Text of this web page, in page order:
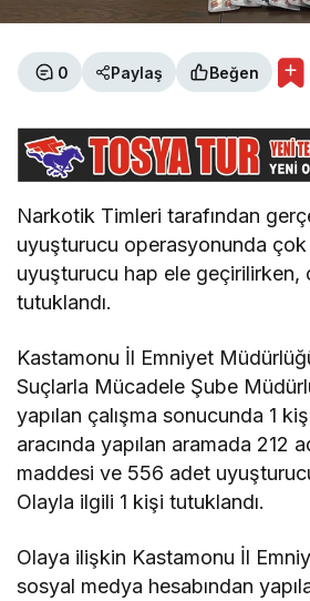
0 Paylaş Beğen
Narkotik Timleri tarafından
uyuşturucu operasyonunda çok
uyuşturucu hap ele geçirilirken,
tutuklandı.
Kastamonu İl Emniyet
Suçlarla Mücadele Şube
yapılan çalışma sonucunda 1
aracında yapılan aramada 212
maddesi ve 556 adet
Olayla ilgili 1 kişi tutuklandı.
Olaya ilişkin Kastamonu İl
sosyal medya hesabından